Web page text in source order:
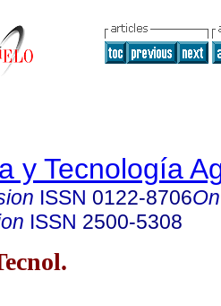
y Tecnología
ISSN 0122-8706
ISSN 2500-5308